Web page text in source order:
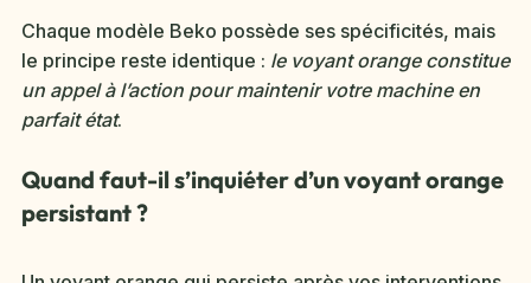
Chaque modèle Beko possède ses spécificités, mais
le principe reste identique : le voyant orange constitue
un appel à l’action pour maintenir votre machine en
parfait état.
Quand faut-il s’inquiéter d’un voyant orange
persistant ?